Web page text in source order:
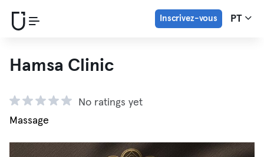
Inscrivez-vous PT
Hamsa Clinic
No ratings yet
Massage